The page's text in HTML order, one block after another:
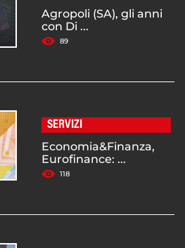
Agropoli (SA), gli anni
con Di ...
89
SERVIZI
Economia&Finanza,
Eurofinance: ...
118